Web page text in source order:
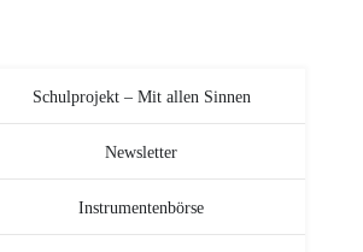
Schulprojekt – Mit allen Sinnen
Newsletter
Instrumentenbörse